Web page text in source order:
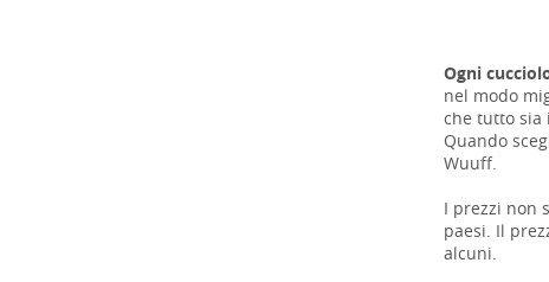
Ogni
nel modo
che tutto sia
Quando
Wuuff.
I prezzi non
paesi. Il
alcuni.